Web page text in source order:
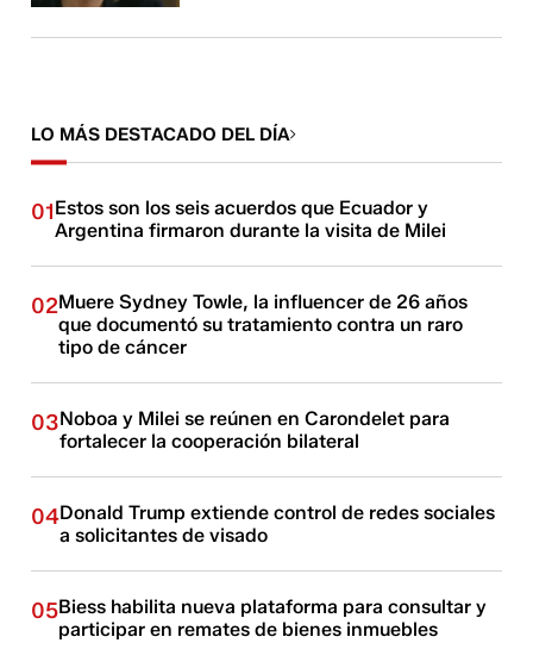
LO MÁS DESTACADO DEL DÍA
01Estos son los seis acuerdos que Ecuador y
Argentina firmaron durante la visita de Milei
02Muere Sydney Towle, la influencer de 26 años
que documentó su tratamiento contra un raro
tipo de cáncer
03Noboa y Milei se reúnen en Carondelet para
fortalecer la cooperación bilateral
04Donald Trump extiende control de redes sociales
a solicitantes de visado
05Biess habilita nueva plataforma para consultar y
participar en remates de bienes inmuebles